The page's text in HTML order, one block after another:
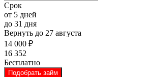
Срок
от 5 дней
до 31 дня
Вернуть до 27 августа
14 000 ₽
16 352
Бесплатно
Подобрать займ